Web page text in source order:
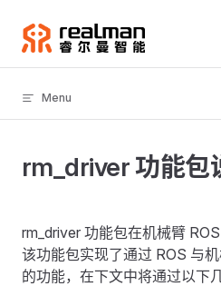
Skip to content
Menu
rm_driver 功能包
rm_driver 功能包在机械臂
该功能包实现了通过 ROS 与
的功能，在下文中将通过以下